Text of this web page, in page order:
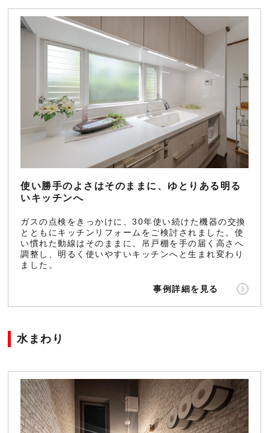
使い勝手のよさはそのままに、ゆとりある明る
いキッチンへ
ガスの点検をきっかけに、30年使い続けた機器の交換
とともにキッチンリフォームをご検討されました。使
い慣れた動線はそのままに、吊戸棚を手の届く高さへ
調整し、明るく使いやすいキッチンへと生まれ変わり
ました。
事例詳細を見る
水まわり